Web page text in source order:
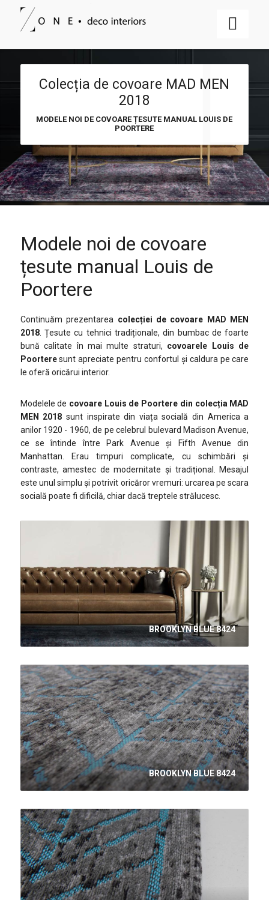
Colecția de covoare MAD MEN
2018
MODELE NOI DE COVOARE ȚESUTE MANUAL LOUIS DE
POORTERE
Modele noi de covoare
țesute manual Louis de
Poortere
Continuăm prezentarea colecției de covoare MAD MEN
2018. Țesute cu tehnici tradiționale, din bumbac de foarte
bună calitate în mai multe straturi, covoarele Louis de
Poorteresunt apreciate pentru confortul și caldura pe care
le oferă oricărui interior.
Modelele de covoare Louis de Poortere din colecția MAD
MEN 2018 sunt inspirate din viața socială din America a
anilor 1920 - 1960, de pe celebrul bulevard Madison Avenue,
ce se întinde între Park Avenue și Fifth Avenue din
Manhattan. Erau timpuri complicate, cu schimbări și
contraste, amestec de modernitate și tradițional. Mesajul
este unul simplu și potrivit oricăror vremuri: urcarea pe scara
socială poate fi dificilă, chiar dacă treptele strălucesc.
BROOKLYN BLUE 8424
BROOKLYN BLUE 8424